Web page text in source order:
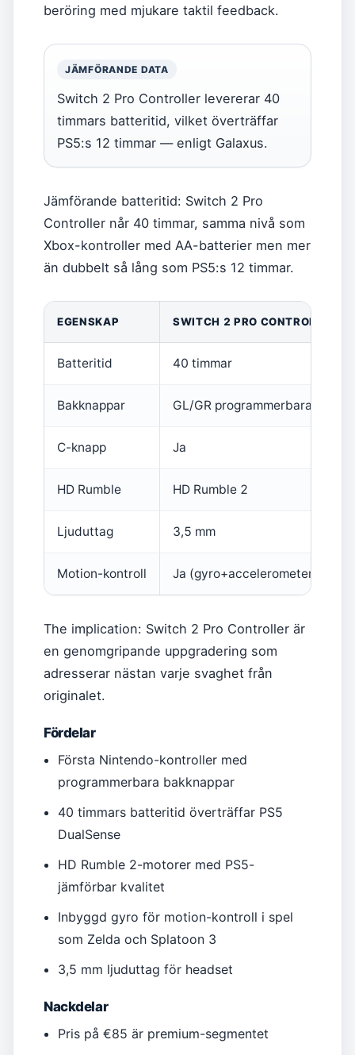
beröring med mjukare taktil feedback.
JÄMFÖRANDE DATA
Switch 2 Pro Controller levererar 40
timmars batteritid, vilket överträffar
PS5:s 12 timmar — enligt Galaxus.
Jämförande batteritid: Switch 2 Pro
Controller når 40 timmar, samma nivå som
Xbox-kontroller med AA-batterier men mer
än dubbelt så lång som PS5:s 12 timmar.
EGENSKAP SWITCH 2 PRO CONTROLLER
Batteritid 40 timmar
Bakknappar GL/GR programmerbara
C-knapp Ja
HD Rumble HD Rumble 2
Ljuduttag 3,5 mm
Motion-kontroll Ja (gyro+accelerometer)
The implication: Switch 2 Pro Controller är
en genomgripande uppgradering som
adresserar nästan varje svaghet från
originalet.
Fördelar
Första Nintendo-kontroller med
programmerbara bakknappar
40 timmars batteritid överträffar PS5
DualSense
HD Rumble 2-motorer med PS5-
jämförbar kvalitet
Inbyggd gyro för motion-kontroll i spel
som Zelda och Splatoon 3
3,5 mm ljuduttag för headset
Nackdelar
Pris på €85 är premium-segmentet